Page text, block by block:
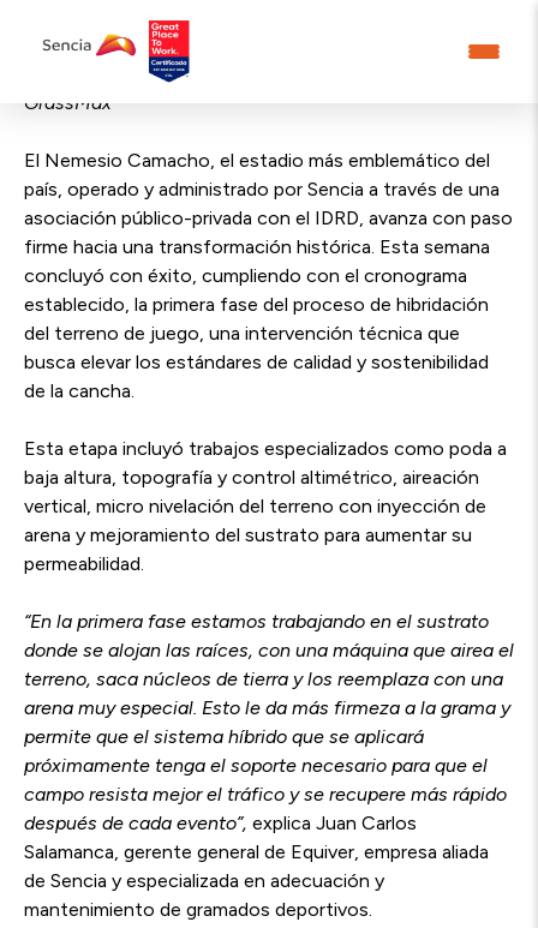
Ya está en marcha la instalación de la tecnología
GrassMax
El Nemesio Camacho, el estadio más emblemático del
país, operado y administrado por Sencia a través de una
asociación público-privada con el IDRD, avanza con paso
firme hacia una transformación histórica. Esta semana
concluyó con éxito, cumpliendo con el cronograma
establecido, la primera fase del proceso de hibridación
del terreno de juego, una intervención técnica que
busca elevar los estándares de calidad y sostenibilidad
de la cancha.
Esta etapa incluyó trabajos especializados como poda a
baja altura, topografía y control altimétrico, aireación
vertical, micro nivelación del terreno con inyección de
arena y mejoramiento del sustrato para aumentar su
permeabilidad.
“En la primera fase estamos trabajando en el sustrato
donde se alojan las raíces, con una máquina que airea el
terreno, saca núcleos de tierra y los reemplaza con una
arena muy especial. Esto le da más firmeza a la grama y
permite que el sistema híbrido que se aplicará
próximamente tenga el soporte necesario para que el
campo resista mejor el tráfico y se recupere más rápido
después de cada evento”, explica Juan Carlos
Salamanca, gerente general de Equiver, empresa aliada
de Sencia y especializada en adecuación y
mantenimiento de gramados deportivos.